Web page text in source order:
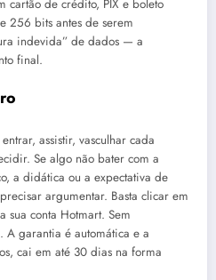
cartão de crédito, PIX e boleto
256 bits antes de serem
indevida” de dados — a
final.
assistir, vasculhar cada
Se algo não bater com a
a didática ou a expectativa de
argumentar. Basta clicar em
sua conta Hotmart. Sem
garantia é automática e a
cai em até 30 dias na forma